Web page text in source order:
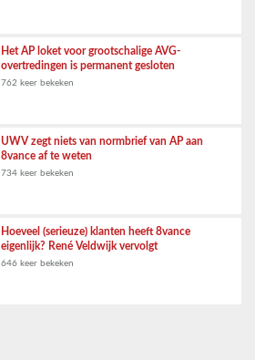
Het AP loket voor grootschalige AVG-
overtredingen is permanent gesloten
762 keer bekeken
UWV zegt niets van normbrief van AP aan
8vance af te weten
734 keer bekeken
Hoeveel (serieuze) klanten heeft 8vance
eigenlijk? René Veldwijk vervolgt
646 keer bekeken